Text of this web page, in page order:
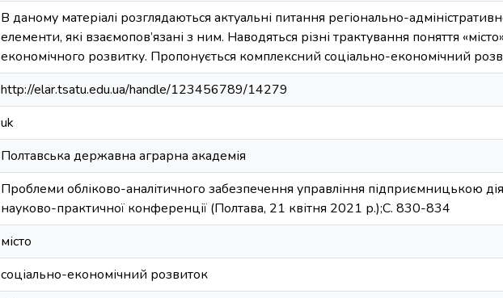
В даному матеріалі розглядаються актуальні питання регіонально-
елементи, які взаємопов’язані з ним. Наводяться різні трактування поняття
економічного розвитку. Пропонується комплексний соціально-економічний
http://elar.tsatu.edu.ua/handle/123456789/14279
uk
Полтавська державна аграрна академія
Проблеми обліково-аналітичного забезпечення управління підприємницькою
науково-практичної конференції (Полтава, 21 квітня 2021 р.);С. 830-834
місто
соціально-економічний розвиток